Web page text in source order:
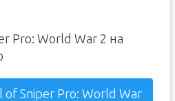
Pro: World War 2 на
of Sniper Pro: World War